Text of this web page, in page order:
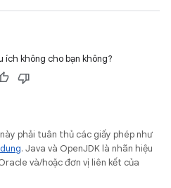
ích không cho bạn không?
phải tuân thủ các giấy phép như
. Java và OpenJDK là nhãn hiệu
và/hoặc đơn vị liên kết của